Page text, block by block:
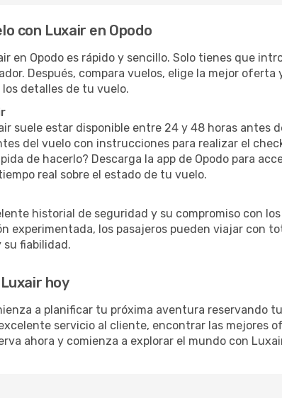
con Luxair en Opodo
en Opodo es rápido y sencillo. Solo tienes que
Después, compara vuelos, elige la mejor
detalles de tu vuelo.
suele estar disponible entre 24 y 48 horas antes
del vuelo con instrucciones para realizar el
de hacerlo? Descarga la app de Opodo para
real sobre el estado de tu vuelo.
historial de seguridad y su compromiso con
experimentada, los pasajeros pueden viajar con
fiabilidad.
hoy
a planificar tu próxima aventura reservando
servicio al cliente, encontrar las mejores
ahora y comienza a explorar el mundo con